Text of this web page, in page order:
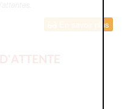
En savoir plus